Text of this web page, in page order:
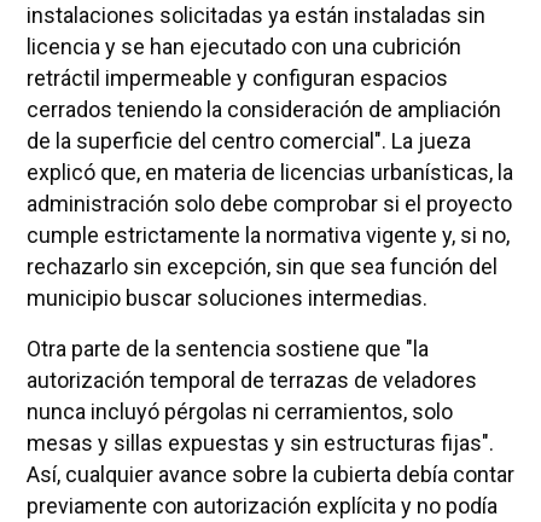
instalaciones solicitadas ya están instaladas sin
licencia y se han ejecutado con una cubrición
retráctil impermeable y configuran espacios
cerrados teniendo la consideración de ampliación
de la superficie del centro comercial". La jueza
explicó que, en materia de licencias urbanísticas, la
administración solo debe comprobar si el proyecto
cumple estrictamente la normativa vigente y, si no,
rechazarlo sin excepción, sin que sea función del
municipio buscar soluciones intermedias.
Otra parte de la sentencia sostiene que "la
autorización temporal de terrazas de veladores
nunca incluyó pérgolas ni cerramientos, solo
mesas y sillas expuestas y sin estructuras fijas".
Así, cualquier avance sobre la cubierta debía contar
previamente con autorización explícita y no podía